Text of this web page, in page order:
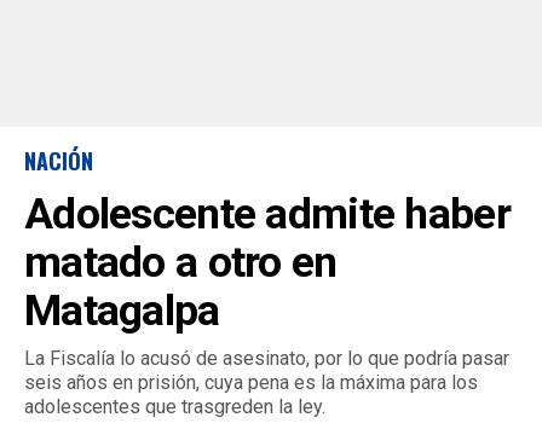
NACIÓN
Adolescente admite haber
matado a otro en
Matagalpa
La Fiscalía lo acusó de asesinato, por lo que podría pasar
seis años en prisión, cuya pena es la máxima para los
adolescentes que trasgreden la ley.